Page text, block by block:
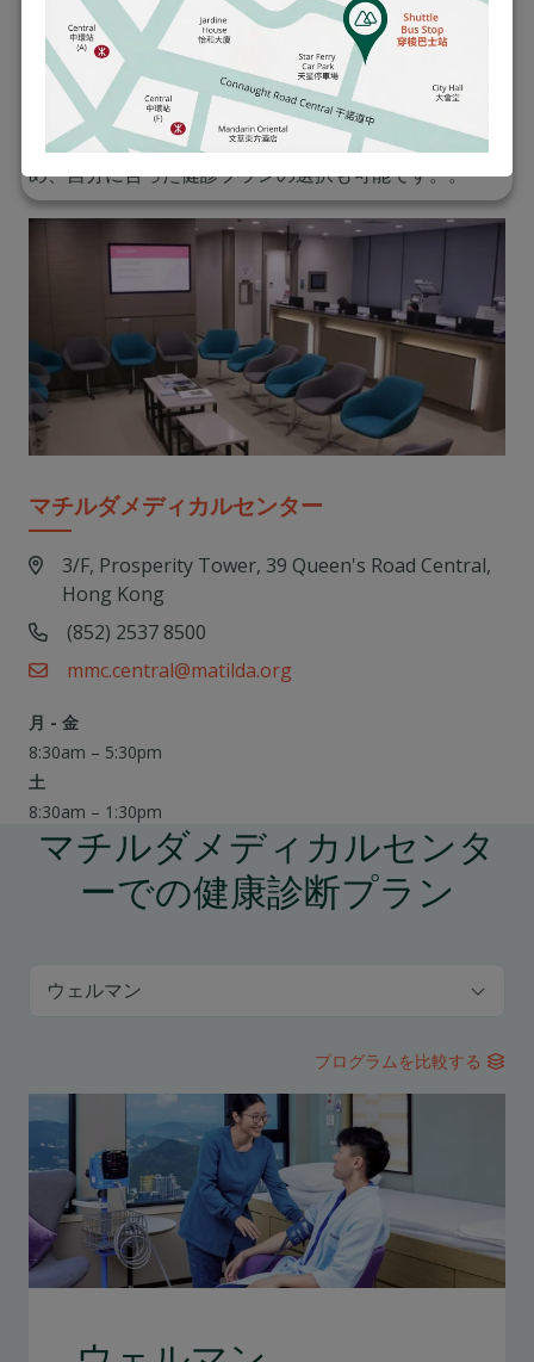
セントラル
（中環）にあるマチルダメディカルセンター
では、年齢や性別に基づき、健康リスクを回避すること
ができる健診プランを提供しています。
患者さんニーズに合った健診プランを揃っておりますた
め、自分に合った健診プランの選択も可能です。。
マチルダメディカルセンター
3/F, Prosperity Tower, 39 Queen's Road Central,
Hong Kong
(852) 2537 8500
mmc.central@matilda.org
月 - 金
8:30am – 5:30pm
土
8:30am – 1:30pm
マチルダメディカルセンタ
ーでの健康診断プラン
プログラムを比較する